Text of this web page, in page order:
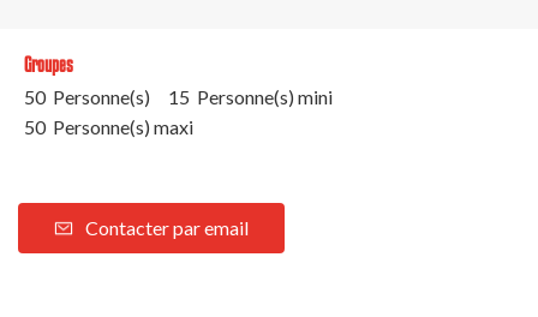
Groupes
50 Personne(s)
15 Personne(s) mini
50 Personne(s) maxi
Contacter par email